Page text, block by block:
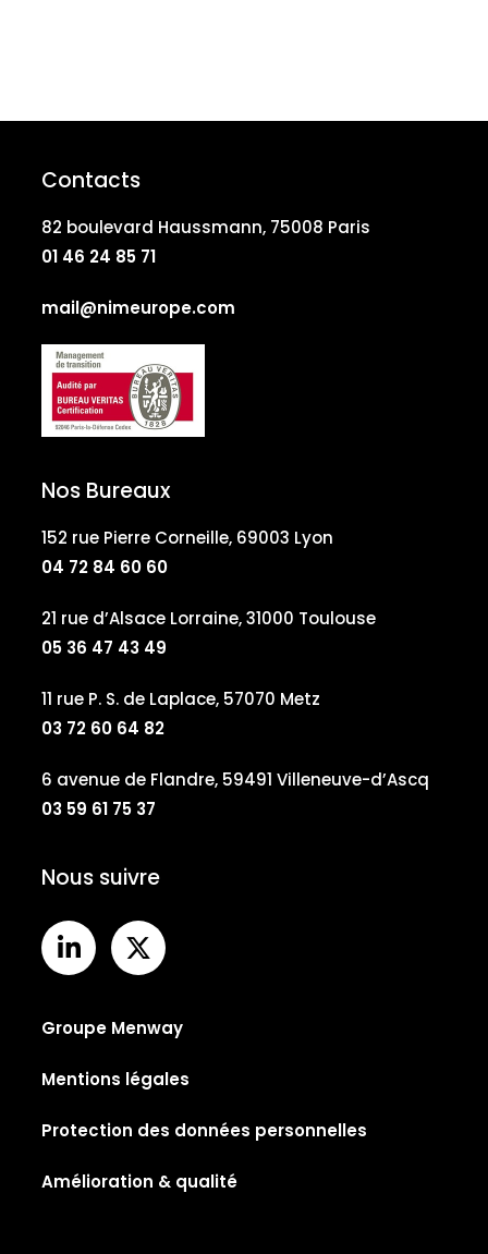
Contacts
82 boulevard Haussmann, 75008 Paris
01 46 24 85 71
mail@nimeurope.com
Nos Bureaux
152 rue Pierre Corneille, 69003 Lyon
04 72 84 60 60
21 rue d’Alsace Lorraine, 31000 Toulouse
05 36 47 43 49
11 rue P. S. de Laplace, 57070 Metz
03 72 60 64 82
6 avenue de Flandre, 59491 Villeneuve-d’Ascq
03 59 61 75 37
Nous suivre
Groupe Menway
Mentions légales
Protection des données personnelles
Amélioration & qualité